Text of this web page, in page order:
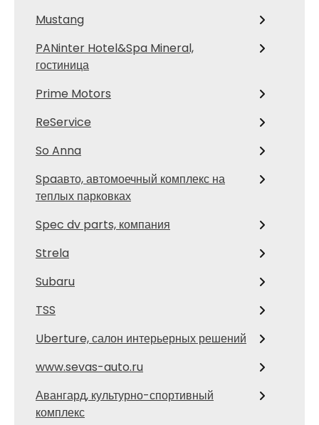
Mustang
PANinter Hotel&Spa Mineral,
гостиница
Prime Motors
ReService
So Anna
Spaавто, автомоечный комплекс на
теплых парковках
Spec dv parts, компания
Strela
Subaru
TSS
Uberture, салон интерьерных решений
www.sevas-auto.ru
Авангард, культурно-спортивный
комплекс